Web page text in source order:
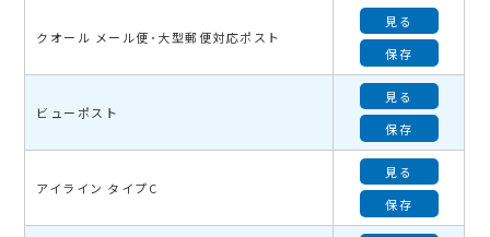
クオール メール便･大型郵便対応ポスト
見る
保存
ビューポスト
見る
保存
アイライン タイプC
見る
保存